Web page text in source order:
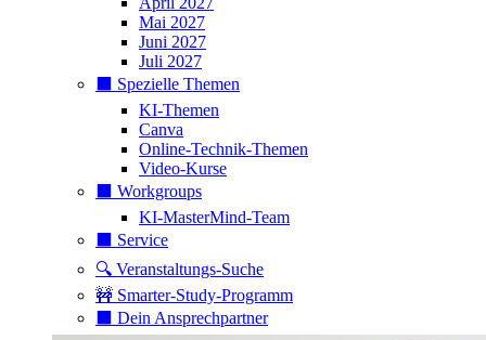
Mai 2027
Juni 2027
Juli 2027
⬛️ Spezielle Themen
KI-Themen
Canva
Online-Technik-Themen
Video-Kurse
⬛️ Workgroups
KI-MasterMind-Team
⬛️ Service
🔍 Veranstaltungs-Suche
🚧 Smarter-Study-Programm
⬛️ Dein Ansprechpartner